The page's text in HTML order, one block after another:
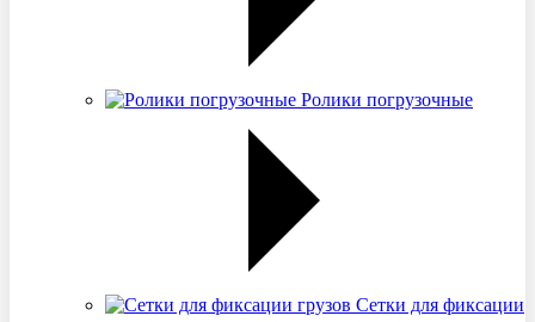
Ролики погрузочные
Сетки для фиксации